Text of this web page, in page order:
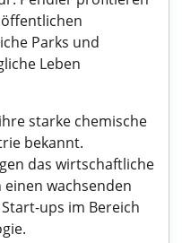
Parks und
Leben
starke chemische
bekannt.
das wirtschaftliche
wachsenden
ups im Bereich